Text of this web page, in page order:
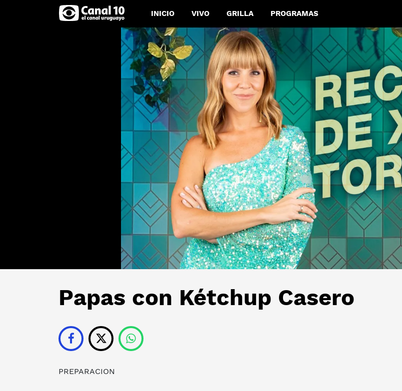
INICIO VIVO GRILLA PROGRAMAS
Papas con Kétchup Casero
PREPARACION